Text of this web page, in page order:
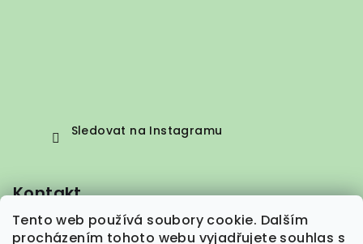
Tento web používá soubory cookie. Dalším
procházením tohoto webu vyjadřujete souhlas s
Sledovat na Instagramu
Kontakt
info@vepez.cz